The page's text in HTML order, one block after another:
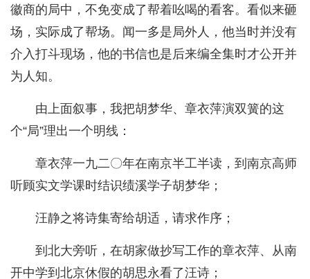
徽商的局中，不免变成了帮着吆喝的看客。看似来砸
场，实际成了帮场。闻一多是局外人，他当时并没有
介入打斗现场，他的书信也是后来编全集时才公开并
为人知。
由上面叙事，我把胡梦华、章衣萍演双簧的这
个“局”理出一个明线：
章衣萍一九二〇年在南京半工半读，到南京高师
听顾实文学课时结识绩溪学子胡梦华；
汪静之将诗集寄给胡适，请求作序；
到北大旁听，在胡家做抄写工作的章衣萍、从南
开中学到北京休假的胡思永看了汪诗；